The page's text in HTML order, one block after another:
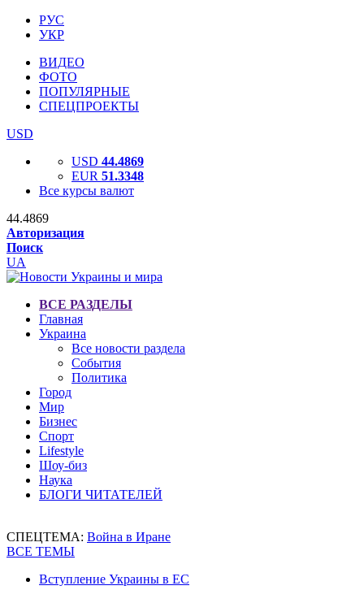
РУС
УКР
ВИДЕО
ФОТО
ПОПУЛЯРНЫЕ
СПЕЦПРОЕКТЫ
USD
USD 44.4869
EUR 51.3348
Все курсы валют
44.4869
Авторизация
Поиск
UA
ВСЕ РАЗДЕЛЫ
Главная
Украина
Все новости раздела
События
Политика
Город
Мир
Бизнес
Спорт
Lifestyle
Шоу-биз
Наука
БЛОГИ ЧИТАТЕЛЕЙ
СПЕЦТЕМА: Война в Иране
ВСЕ ТЕМЫ
Вступление Украины в ЕС